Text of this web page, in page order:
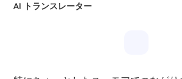
AI トランスレーター